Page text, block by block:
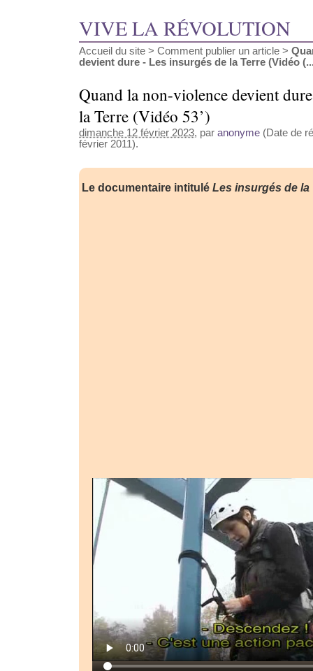
VIVE LA RÉVOLUTION
Accueil du site > Comment publier un article >
devient dure - Les insurgés de la Terre (Vidéo
Quand la non-violence devient
la Terre (Vidéo 53’)
dimanche 12 février 2023, par anonyme (Date de
février 2011).
Le documentaire intitulé Les insurgés de la